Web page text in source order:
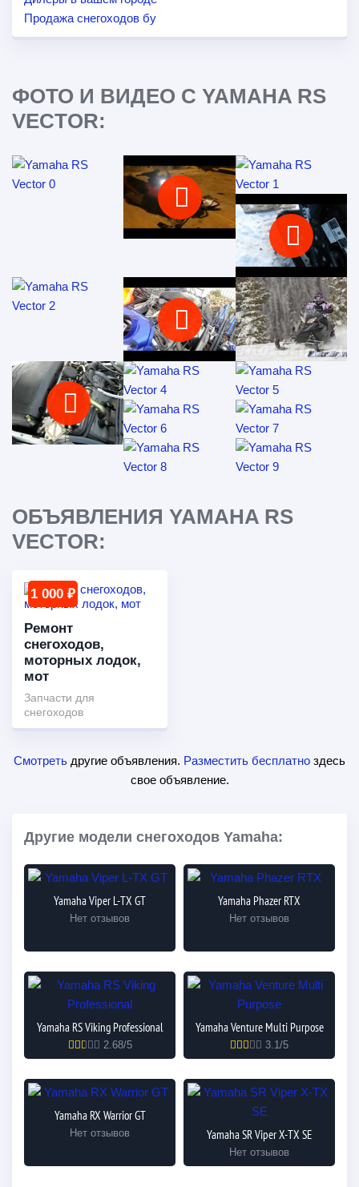
Продажа снегоходов бу
ФОТО И ВИДЕО С YAMAHA RS
VECTOR:
ОБЪЯВЛЕНИЯ YAMAHA RS
VECTOR:
1 000 ₽
Ремонт
снегоходов,
моторных лодок,
мот
Запчасти для
снегоходов
Смотреть другие объявления. Разместить бесплатно здесь
свое объявление.
Другие модели снегоходов Yamaha:
Yamaha Viper L-TX GT
Нет отзывов
Yamaha Phazer RTX
Нет отзывов
Yamaha RS Viking Professional
2.68/5
Yamaha Venture Multi Purpose
3.1/5
Yamaha RX Warrior GT
Нет отзывов Yamaha SR Viper X-TX SE
Нет отзывов